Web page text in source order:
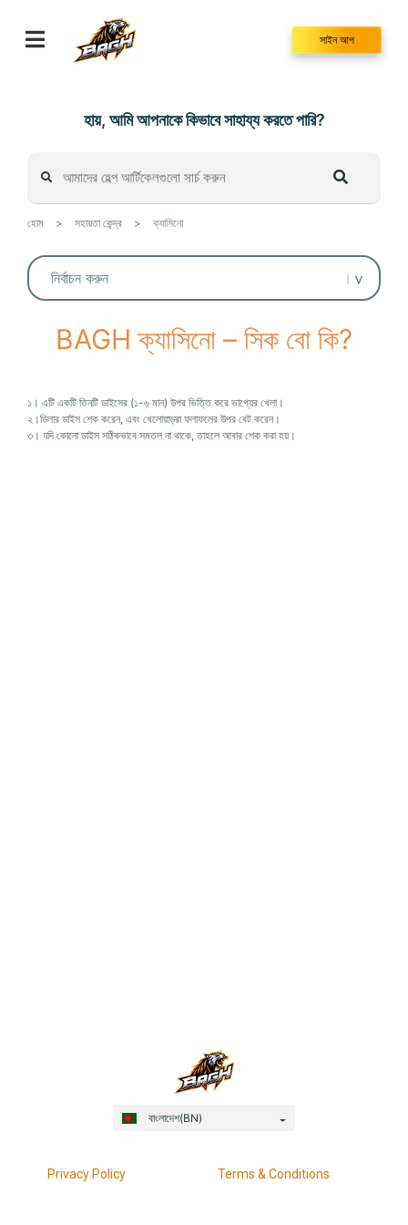
content
সাইন আপ
হায়, আমি আপনাকে কিভাবে সাহায্য করতে পারি?
হোম > সহায়তা কেন্দ্র > ক্যাসিনো
BAGH ক্যাসিনো – সিক বো কি?
১। এটি একটি তিনটি ডাইসের (১-৬ মান) উপর ভিত্তি করে ভাগ্যের খেলা।
২।ডিলার ডাইস শেক করেন, এবং খেলোয়াড়রা ফলাফলের উপর বেট করেন।
৩। যদি কোনো ডাইস সঠিকভাবে সমতল না থাকে, তাহলে আবার শেক করা হয়।
Privacy Policy Terms & Conditions
বাংলাদেশ(BN)